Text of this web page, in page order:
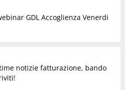
GDL Accoglienza Venerdi
notizie fatturazione, bando